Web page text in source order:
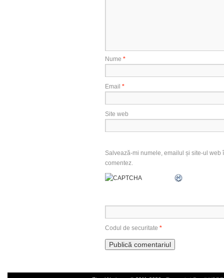
Nume *
Email *
Site web
Salvează-mi numele, emailul și site-ul
comentez.
Codul de securitate *